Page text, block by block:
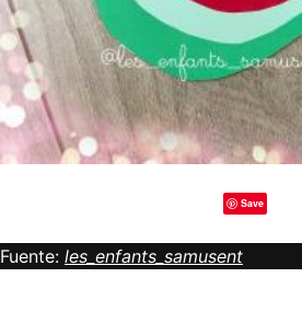
Save
Fuente: les_enfants_samusent